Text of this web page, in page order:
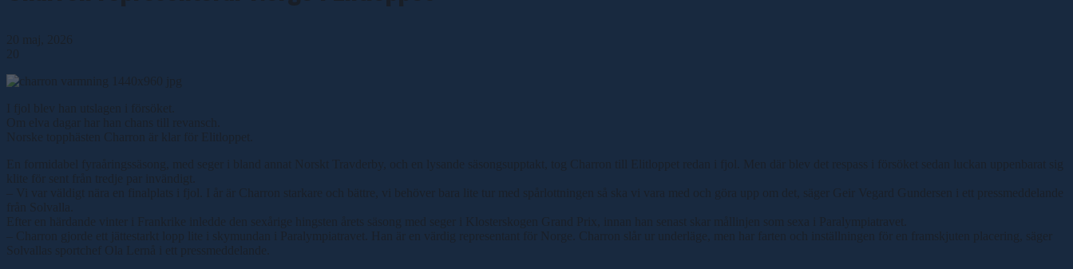
20 maj, 2026
20
I fjol blev han utslagen i försöket.
Om elva dagar har han chans till revansch.
Norske topphästen Charron är klar för Elitloppet.
En formidabel fyraåringssäsong, med seger i bland annat Norskt Travderby, och en lysande säsongsupptakt, tog Charron till Elitloppet redan i fjol. Men där blev det respass i försöket sedan luckan uppenbarat sig
klite för sent från tredje par invändigt.
– Vi var väldigt nära en finalplats i fjol. I år är Charron starkare och bättre, vi behöver bara lite tur med spårlottningen så ska vi vara med och göra upp om det, säger Geir Vegard Gundersen i ett pressmeddelande
från Solvalla.
Efter en härdande vinter i Frankrike inledde den sexårige hingsten årets säsong med seger i Klosterskogen Grand Prix, innan han senast skar mållinjen som sexa i Paralympiatravet.
– Charron gjorde ett jättestarkt lopp lite i skymundan i Paralympiatravet. Han är en värdig representant för Norge. Charron slår ur underläge, men har farten och inställningen för en framskjuten placering, säger
Solvallas sportchef Ola Lernå i ett pressmeddelande.